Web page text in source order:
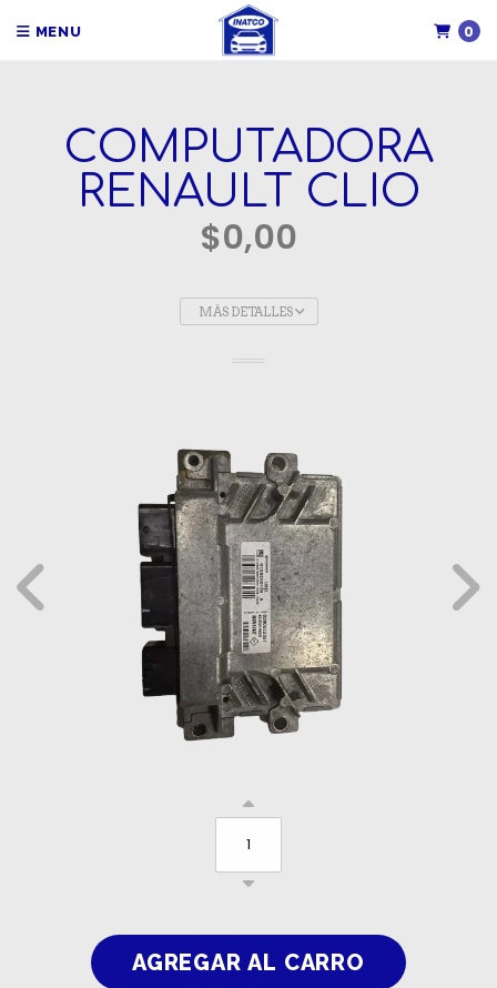
MENU 0
COMPUTADORA
RENAULT CLIO
$0,00
MÁS DETALLES